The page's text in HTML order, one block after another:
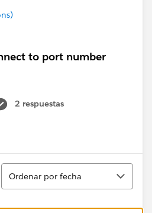
to port number
2 respuestas
Ordenar
Ordenar por fecha